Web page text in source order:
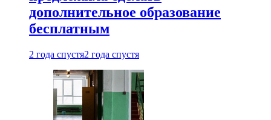
дополнительное образование
бесплатным
2 года спустя2 года спустя